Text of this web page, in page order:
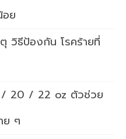
อย
วิธีป้องกัน โรคร้ายที่
/ 20 / 22 oz ตัวช่วย
ย ๆ